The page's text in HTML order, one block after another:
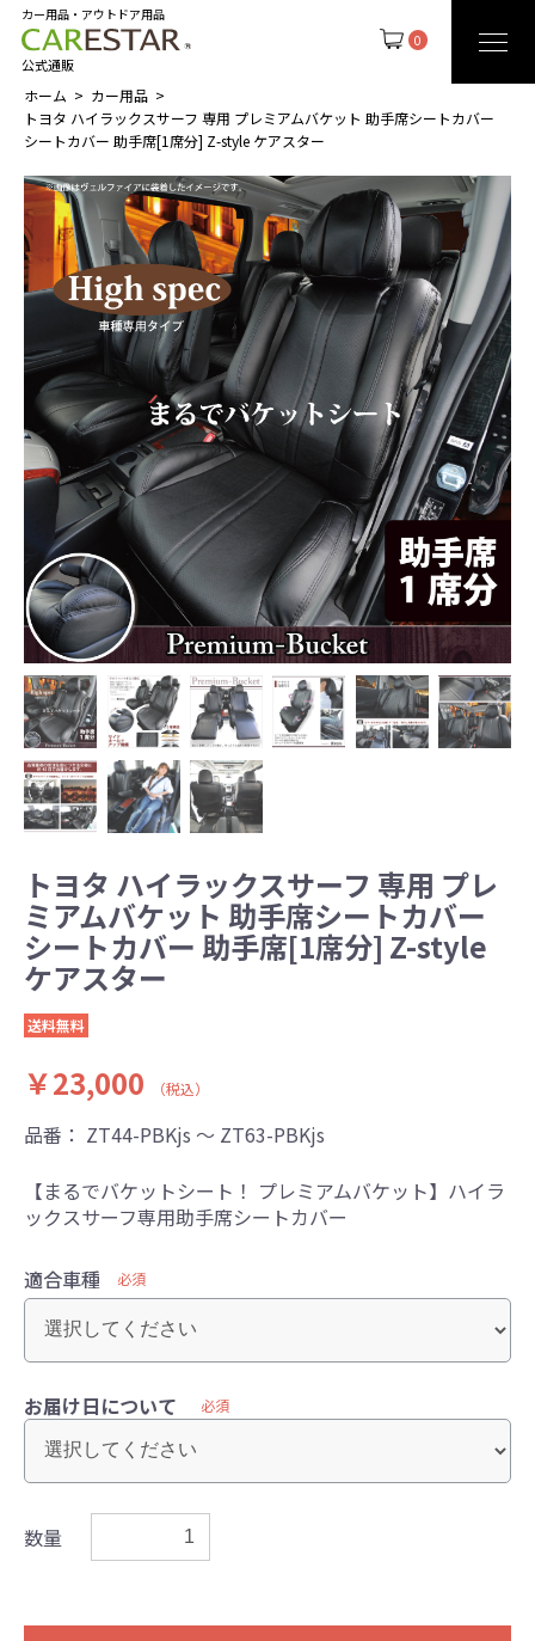
0
カー用品・アウトドア用品
公式通販
ホーム
カー用品
トヨタ ハイラックスサーフ 専用 プレミアムバケット 助手席シートカバー
シートカバー 助手席[1席分] Z-style ケアスター
トヨタ ハイラックスサーフ 専用 プレ
ミアムバケット 助手席シートカバー
シートカバー 助手席[1席分] Z-style
ケアスター
送料無料
￥23,000 （税込）
品番： ZT44-PBKjs ～ ZT63-PBKjs
【まるでバケットシート！ プレミアムバケット】ハイラ
ックスサーフ専用助手席シートカバー
適合車種 必須
お届け日について 必須
数量